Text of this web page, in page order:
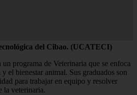
del Cibao. (UCATECI)
programa de Veterinaria que se enfoca
el bienestar animal. Sus graduados son
para trabajar en equipo y resolver
la veterinaria.